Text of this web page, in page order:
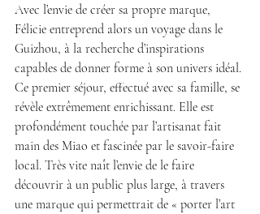
Avec l’envie de créer sa propre marque,
Félicie entreprend alors un voyage dans le
Guizhou, à la recherche d’inspirations
capables de donner forme à son univers idéal.
Ce premier séjour, effectué avec sa famille, se
révèle extrêmement enrichissant. Elle est
profondément touchée par l’artisanat fait
main des Miao et fascinée par le savoir-faire
local. Très vite naît l’envie de le faire
découvrir à un public plus large, à travers
une marque qui permettrait de « porter l’art